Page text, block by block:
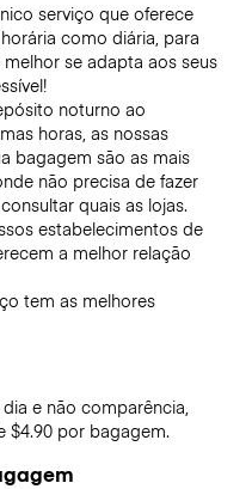
serviço que oferece
como diária, para
se adapta aos seus
noturno ao
horas, as nossas
bagagem são as mais
não precisa de fazer
quais as lojas.
estabelecimentos de
a melhor relação
tem as melhores
e não comparência,
$4.90 por bagagem.